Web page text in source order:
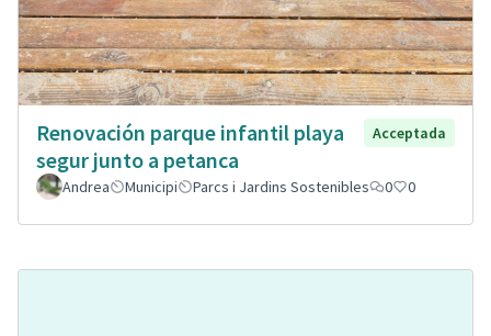
Renovación parque infantil playa
segur junto a petanca
Acceptada
Andrea Municipi Parcs i Jardins Sostenibles 0 0